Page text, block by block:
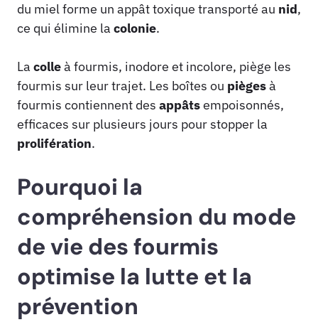
du miel forme un appât toxique transporté au nid,
ce qui élimine la colonie.
La colleà fourmis, inodore et incolore, piège les
fourmis sur leur trajet. Les boîtes ou piègesà
fourmis contiennent des appâtsempoisonnés,
efficaces sur plusieurs jours pour stopper la
prolifération.
Pourquoi la
compréhension du mode
de vie des fourmis
optimise la lutte et la
prévention